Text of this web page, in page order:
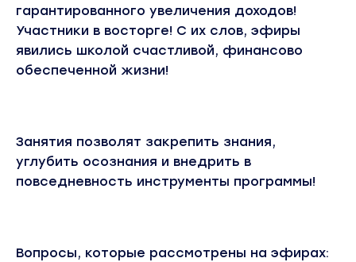
гарантированного увеличения доходов!
Участники в восторге! С их слов, эфиры
явились школой счастливой, финансово
обеспеченной жизни!
Занятия позволят закрепить знания,
углубить осознания и внедрить в
повседневность инструменты программы!
Вопросы, которые рассмотрены на эфирах: